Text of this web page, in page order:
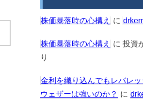
株価暴落時の心構え に
株価暴落時の心構え に 投資
り
金利を織り込んでもレバレ
ウェザーは強いのか？ に